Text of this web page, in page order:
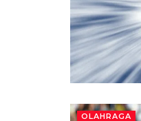
OLAHRAGA